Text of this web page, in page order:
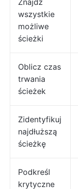
Znajdź
wszystkie
możliwe
ścieżki
Oblicz czas
trwania
ścieżek
Zidentyfikuj
najdłuższą
ścieżkę
Podkreśl
krytyczne